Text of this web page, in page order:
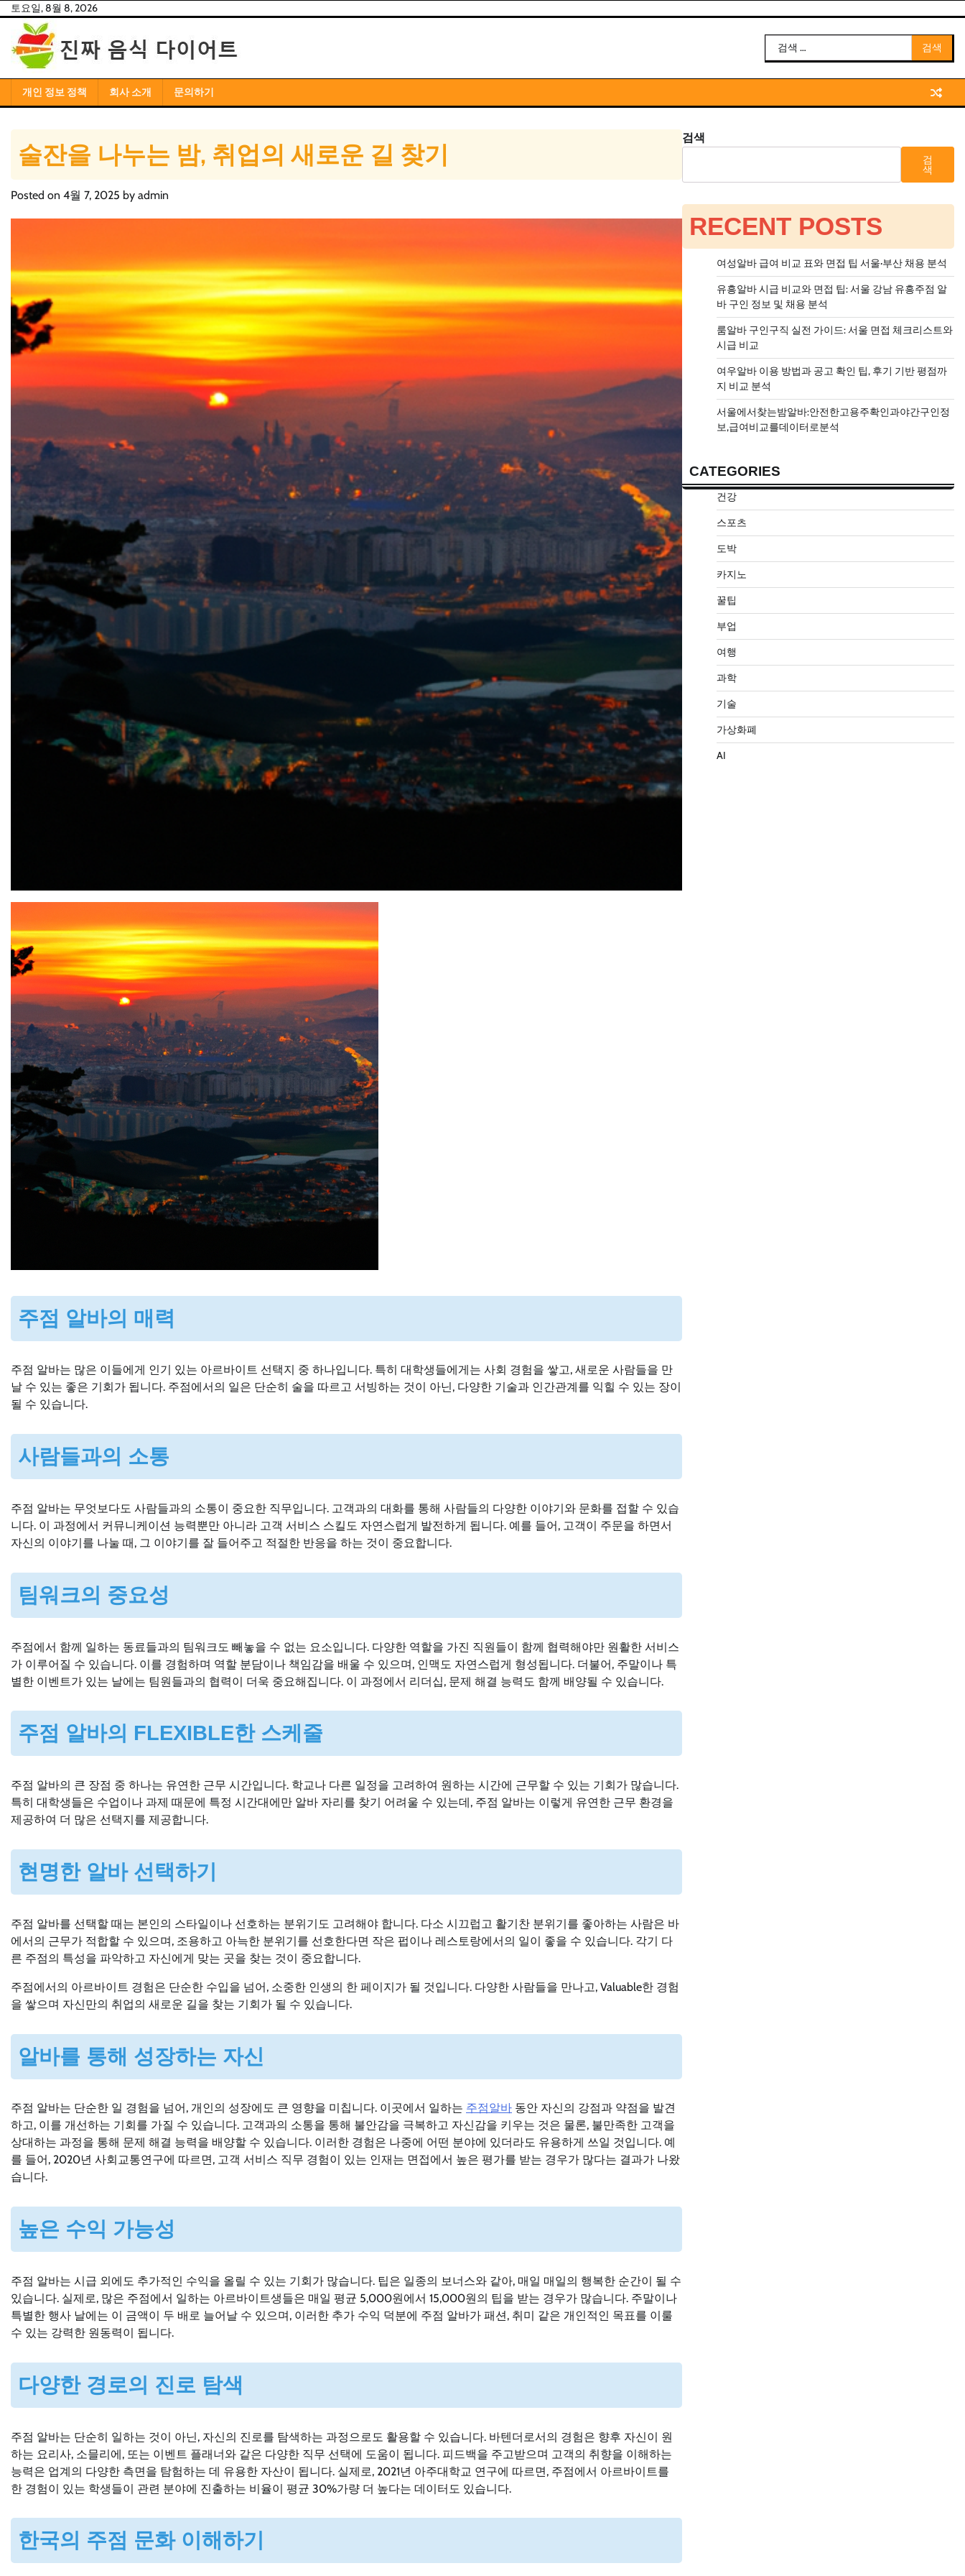
Skip
content
토요일, 8월 8, 2026
색:
개인 정보 정책 회사 소개 문의하기
술잔을 나누는 밤, 취업의 새로운 길 찾기
Posted on 4월 7, 2025 by admin
주점 알바의 매력
주점 알바는 많은 이들에게 인기 있는 아르바이트 선택지 중 하나입니다. 특히 대학생들에게는 사회 경험을 쌓고, 새로운 사람들을 만
날 수 있는 좋은 기회가 됩니다. 주점에서의 일은 단순히 술을 따르고 서빙하는 것이 아닌, 다양한 기술과 인간관계를 익힐 수 있는 장이
될 수 있습니다.
사람들과의 소통
주점 알바는 무엇보다도 사람들과의 소통이 중요한 직무입니다. 고객과의 대화를 통해 사람들의 다양한 이야기와 문화를 접할 수 있습
니다. 이 과정에서 커뮤니케이션 능력뿐만 아니라 고객 서비스 스킬도 자연스럽게 발전하게 됩니다. 예를 들어, 고객이 주문을 하면서
자신의 이야기를 나눌 때, 그 이야기를 잘 들어주고 적절한 반응을 하는 것이 중요합니다.
팀워크의 중요성
주점에서 함께 일하는 동료들과의 팀워크도 빼놓을 수 없는 요소입니다. 다양한 역할을 가진 직원들이 함께 협력해야만 원활한 서비스
가 이루어질 수 있습니다. 이를 경험하며 역할 분담이나 책임감을 배울 수 있으며, 인맥도 자연스럽게 형성됩니다. 더불어, 주말이나 특
별한 이벤트가 있는 날에는 팀원들과의 협력이 더욱 중요해집니다. 이 과정에서 리더십, 문제 해결 능력도 함께 배양될 수 있습니다.
주점 알바의 FLEXIBLE한 스케줄
주점 알바의 큰 장점 중 하나는 유연한 근무 시간입니다. 학교나 다른 일정을 고려하여 원하는 시간에 근무할 수 있는 기회가 많습니다.
특히 대학생들은 수업이나 과제 때문에 특정 시간대에만 알바 자리를 찾기 어려울 수 있는데, 주점 알바는 이렇게 유연한 근무 환경을
제공하여 더 많은 선택지를 제공합니다.
현명한 알바 선택하기
주점 알바를 선택할 때는 본인의 스타일이나 선호하는 분위기도 고려해야 합니다. 다소 시끄럽고 활기찬 분위기를 좋아하는 사람은 바
에서의 근무가 적합할 수 있으며, 조용하고 아늑한 분위기를 선호한다면 작은 펍이나 레스토랑에서의 일이 좋을 수 있습니다. 각기 다
른 주점의 특성을 파악하고 자신에게 맞는 곳을 찾는 것이 중요합니다.
주점에서의 아르바이트 경험은 단순한 수입을 넘어, 소중한 인생의 한 페이지가 될 것입니다. 다양한 사람들을 만나고, Valuable한 경험
을 쌓으며 자신만의 취업의 새로운 길을 찾는 기회가 될 수 있습니다.
알바를 통해 성장하는 자신
주점 알바는 단순한 일 경험을 넘어, 개인의 성장에도 큰 영향을 미칩니다. 이곳에서 일하는 주점알바 동안 자신의 강점과 약점을 발견
하고, 이를 개선하는 기회를 가질 수 있습니다. 고객과의 소통을 통해 불안감을 극복하고 자신감을 키우는 것은 물론, 불만족한 고객을
상대하는 과정을 통해 문제 해결 능력을 배양할 수 있습니다. 이러한 경험은 나중에 어떤 분야에 있더라도 유용하게 쓰일 것입니다. 예
를 들어, 2020년 사회교통연구에 따르면, 고객 서비스 직무 경험이 있는 인재는 면접에서 높은 평가를 받는 경우가 많다는 결과가 나왔
습니다.
높은 수익 가능성
주점 알바는 시급 외에도 추가적인 수익을 올릴 수 있는 기회가 많습니다. 팁은 일종의 보너스와 같아, 매일 매일의 행복한 순간이 될 수
있습니다. 실제로, 많은 주점에서 일하는 아르바이트생들은 매일 평균 5,000원에서 15,000원의 팁을 받는 경우가 많습니다. 주말이나
특별한 행사 날에는 이 금액이 두 배로 늘어날 수 있으며, 이러한 추가 수익 덕분에 주점 알바가 패션, 취미 같은 개인적인 목표를 이룰
수 있는 강력한 원동력이 됩니다.
다양한 경로의 진로 탐색
주점 알바는 단순히 일하는 것이 아닌, 자신의 진로를 탐색하는 과정으로도 활용할 수 있습니다. 바텐더로서의 경험은 향후 자신이 원
하는 요리사, 소믈리에, 또는 이벤트 플래너와 같은 다양한 직무 선택에 도움이 됩니다. 피드백을 주고받으며 고객의 취향을 이해하는
능력은 업계의 다양한 측면을 탐험하는 데 유용한 자산이 됩니다. 실제로, 2021년 아주대학교 연구에 따르면, 주점에서 아르바이트를
한 경험이 있는 학생들이 관련 분야에 진출하는 비율이 평균 30%가량 더 높다는 데이터도 있습니다.
한국의 주점 문화 이해하기
검색
검
색
RECENT POSTS
여성알바 급여 비교 표와 면접 팁 서울·부산 채용 분석
유흥알바 시급 비교와 면접 팁: 서울 강남 유흥주점 알
바 구인 정보 및 채용 분석
룸알바 구인구직 실전 가이드: 서울 면접 체크리스트와
시급 비교
여우알바 이용 방법과 공고 확인 팁, 후기 기반 평점까
지 비교 분석
서울에서찾는밤알바:안전한고용주확인과야간구인정
보,급여비교를데이터로분석
CATEGORIES
건강
스포츠
도박
카지노
꿀팁
부업
여행
과학
기술
가상화폐
AI